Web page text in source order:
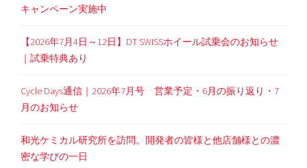
キャンペーン実施中
【2026年7月4日～12日】DT SWISSホイール試乗会のお知らせ
｜試乗特典あり
Cycle Days通信｜2026年7月号 営業予定・6月の振り返り・7
月のお知らせ
和光ケミカル研究所を訪問。開発者の皆様と他店舗様との濃
密な学びの一日